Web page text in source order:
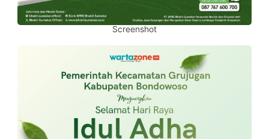
Screenshot